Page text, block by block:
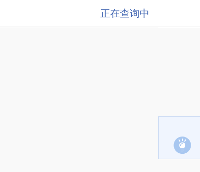
正在查询中